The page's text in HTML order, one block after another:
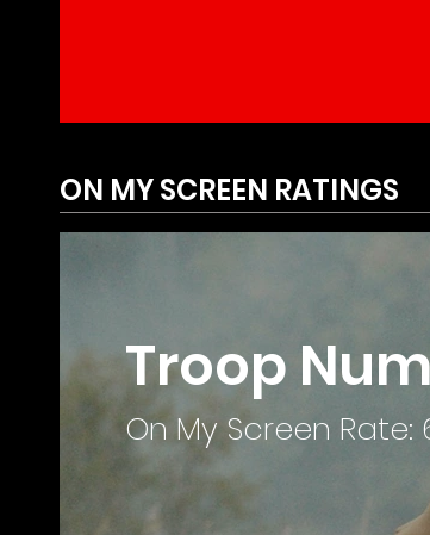
ON MY SCREEN RATINGS
Troop
On My Screen Rate: